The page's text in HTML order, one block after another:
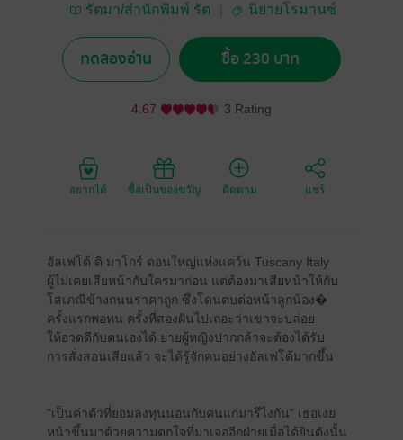
รัตมา/สำนักพิมพ์ รัต
นิยายโรมานซ์
ทดลองอ่าน ซื้อ 230 บาท
4.67 3 Rating
อยากได้ ซื้อเป็นของขวัญ ติดตาม แชร์
อัลเฟโด้ ดิ มาโกร์ ดอนใหญ่แห่งแคว้น Tuscany Italy
ผู้ไม่เคยเสียหน้ากับใครมาก่อน แต่ต้องมาเสียหน้าให้กับ
โสเภณีข้างถนนราคาถูก ซึ่งโดนตบต่อหน้าลูกน้อง�
ครั้งแรกพอทน ครั้งที่สองฝันไปเถอะว่าเขาจะปล่อย
ให้อวดดีกับตนเองได้ ยายผู้หญิงปากกล้าจะต้องได้รับ
การสั่งสอนเสียแล้ว จะได้รู้จักคนอย่างอัลเฟโด้มากขึ้น
"เป็นค่าตัวที่ยอมลงทุนนอนกับคนแก่มารึไงกัน" เธอเงย
หน้าขึ้นมาด้วยความตกใจที่มาเจออีกฝ่ายเมื่อได้ยินดังนั้น